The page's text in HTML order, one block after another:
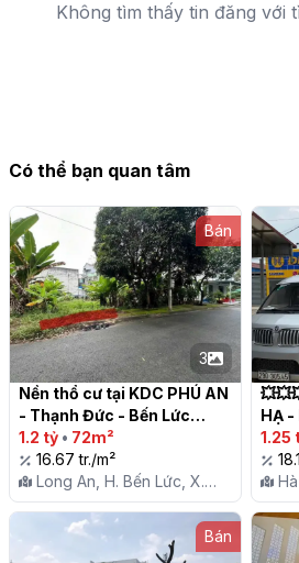
Không tìm thấy tin đăng với
Có thể bạn quan tâm
Bán
3
Nền thổ cư tại KDC PHÚ AN
- Thạnh Đức - Bến Lức
1.2 tỷ • 72m²
16.67 tr./m²
Long An, H. Bến Lức, X.
Thạnh Đức
HẠ -
📌
1.25
Bán